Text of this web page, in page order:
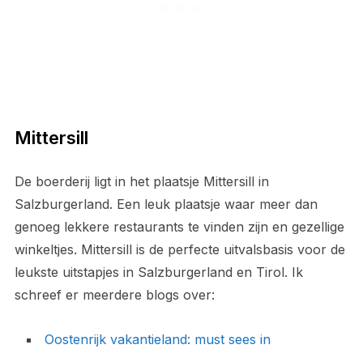
Mittersill
De boerderij ligt in het plaatsje Mittersill in
Salzburgerland. Een leuk plaatsje waar meer dan
genoeg lekkere restaurants te vinden zijn en gezellige
winkeltjes. Mittersill is de perfecte uitvalsbasis voor de
leukste uitstapjes in Salzburgerland en Tirol. Ik
schreef er meerdere blogs over:
Oostenrijk vakantieland: must sees in